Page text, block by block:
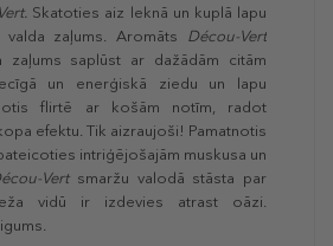
Skatoties aiz leknā un kuplā lapu
valda zaļums. Aromāts Décou-Vert
zaļums saplūst ar dažādām citām
un enerģiskā ziedu un lapu
flirtē ar košām notīm, radot
efektu. Tik aizraujoši! Pamatnotis
intriģējošajām muskusa un
Vertsmaržu valodā stāsta par
vidū ir izdevies atrast oāzi.